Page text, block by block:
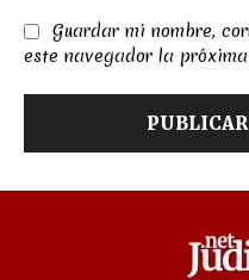
Guardar mi nombre,
este navegador la